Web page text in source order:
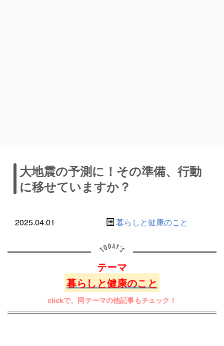
大地震の予測に！その準備、行動
に移せていますか？
2025.04.01 暮らしと健康のこと
テーマ
暮らしと健康のこと
clickで、同テーマの他記事もチェック！